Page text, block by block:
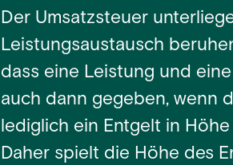
Der Umsatzsteuer
Leistungsaustausch
dass eine Leistung und
auch dann gegeben, wenn
lediglich ein Entgelt in
Daher spielt die Höhe des